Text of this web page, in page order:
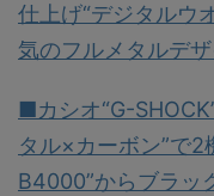
仕上げ“デジタルウ
気のフルメタルデ
■カシオ“G-
タル×カーボン”で
B4000”からブラッ